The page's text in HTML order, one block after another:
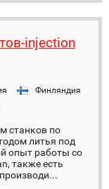
injection
Финляндия
станков по
литья под
опыт работы со
также есть